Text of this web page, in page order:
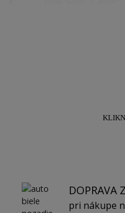
DOPRAVA
pri nákupe